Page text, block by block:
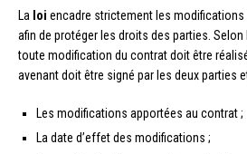
La loi encadre strictement les modifications
afin de protéger les droits des parties.
toute modification du contrat doit être
avenant doit être signé par les deux parties
Les modifications apportées au contrat ;
La date d’effet des modifications ;